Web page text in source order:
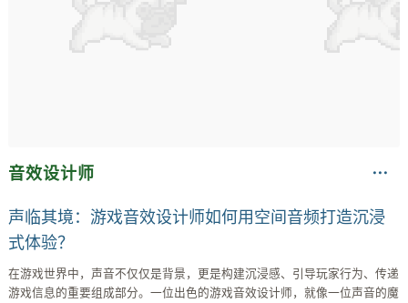
音效设计师
声临其境：游戏音效设计师如何用空间音频打造沉浸
式体验？
在游戏世界中，声音不仅仅是背景，更是构建沉浸感、引导玩家行为、传递
游戏信息的重要组成部分。一位出色的游戏音效设计师，就像一位声音的魔